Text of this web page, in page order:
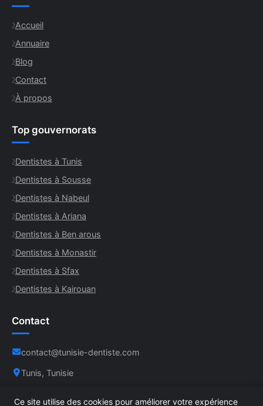
Accueil
Annuaire
Blog
Contact
À propos
Top gouvernorats
Dentistes à Tunis
Dentistes à Sousse
Dentistes à Nabeul
Dentistes à Ariana
Dentistes à Ben arous
Dentistes à Monastir
Dentistes à Sfax
Dentistes à Kairouan
Contact
contact@tunisie-dentiste.com
Tunis, Tunisie
Ce site utilise des cookies pour améliorer votre expérience